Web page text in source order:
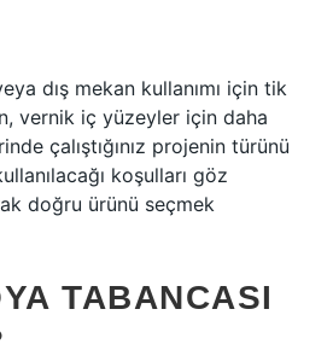
dış mekan kullanımı için tik
vernik iç yüzeyler için daha
çalıştığınız projenin türünü
koşulları göz
doğru ürünü seçmek
TABANCASI